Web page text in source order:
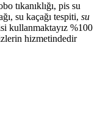
tıkanıklığı, pis su
su kaçağı tespiti, su
kullanmaktayız %100
hizmetindedir